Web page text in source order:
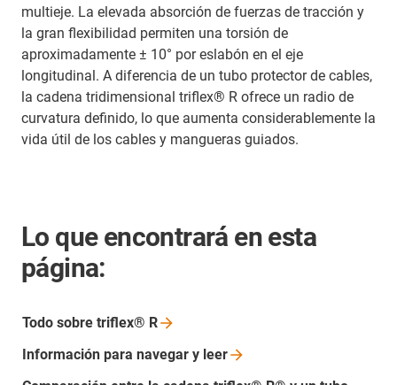
multieje. La elevada absorción de fuerzas de tracción y
la gran flexibilidad permiten una torsión de
aproximadamente ± 10° por eslabón en el eje
longitudinal. A diferencia de un tubo protector de cables,
la cadena tridimensional triflex® R ofrece un radio de
curvatura definido, lo que aumenta considerablemente la
vida útil de los cables y mangueras guiados.
Lo que encontrará en esta
página:
Todo sobre triflex® R
Información para navegar y leer